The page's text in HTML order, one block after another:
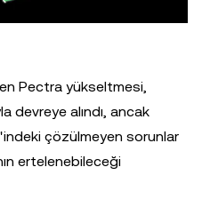
Pectra yükseltmesi,
devreye alındı, ancak
çözülmeyen sorunlar
ertelenebileceği